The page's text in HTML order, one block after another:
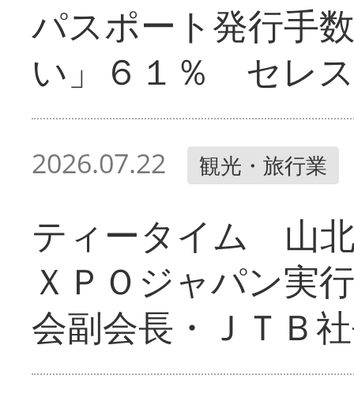
パスポート発行手
い」６１％ セレ
2026.07.22 観光・旅行業
ティータイム 山
ＸＰＯジャパン実
会副会長・ＪＴＢ